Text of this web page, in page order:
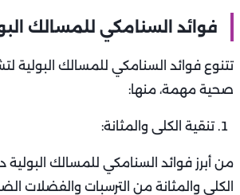
فوائد السنامكي للمسالك
تتنوع فوائد السنامكي للمسالك البولية
صحية مهمة، منها:
تنقية الكلى والمثانة:
من أبرز فوائد السنامكي للمسالك
الكلى والمثانة من الترسبات والفضلات